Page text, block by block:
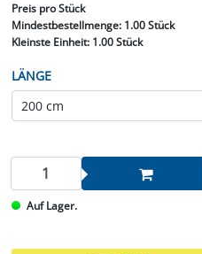
Preis pro Stück
Mindestbestellmenge: 1.00 Stück
Kleinste Einheit:1.00 Stück
LÄNGE
Auf Lager.